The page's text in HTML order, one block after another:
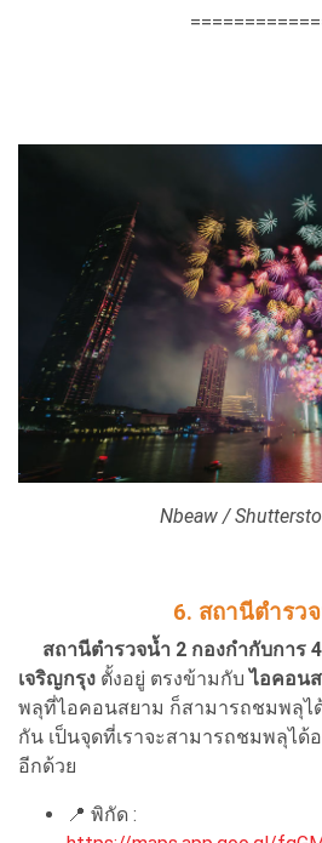
Nbeaw /
6. สถานีตำรว
สถานีตำรวจน้ำ 2 กองกำกับการ
เจริญกรุง ตั้งอยู่ ตรงข้ามกับไอคอน
พลุที่ไอคอนสยาม ก็สามารถชมพลุไ
กัน เป็นจุดที่เราจะสามารถชมพลุได้
อีกด้วย
📍 พิกัด :